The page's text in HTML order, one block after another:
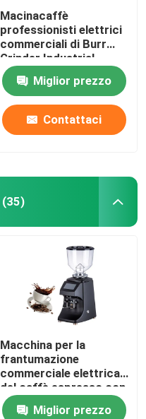
Macinacaffè
professionisti elettrici
commerciali di Burr
Grinder Industrial
Espresso Large
Miglior prezzo
Contattaci
(35)
Macchina per la
frantumazione
commerciale elettrica
del caffè espresso con
la sbavatura di titanio
Miglior prezzo